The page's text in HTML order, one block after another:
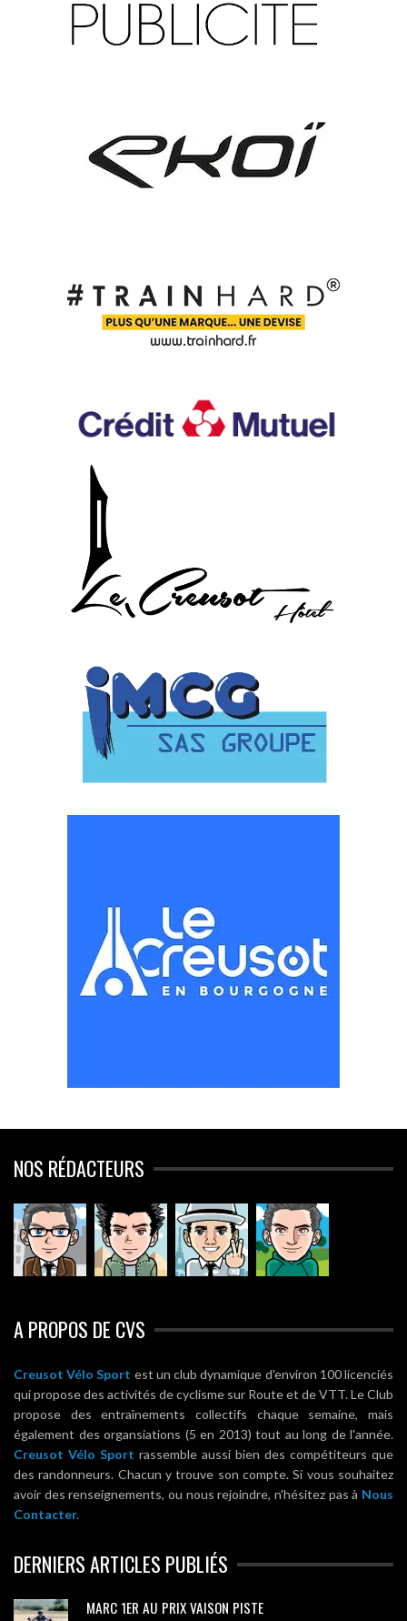
NOS RÉDACTEURS
A PROPOS DE CVS
Creusot Vélo Sport est un club dynamique d'environ 100 licenciés
qui propose des activités de cyclisme sur Route et de VTT. Le Club
propose des entraînements collectifs chaque semaine, mais
également des organsiations (5 en 2013) tout au long de l'année.
Creusot Vélo Sport rassemble aussi bien des compétiteurs que
des randonneurs. Chacun y trouve son compte. Si vous souhaitez
avoir des renseignements, ou nous rejoindre, n'hésitez pas à Nous
Contacter.
DERNIERS ARTICLES PUBLIÉS
MARC 1ER AU PRIX VAISON PISTE